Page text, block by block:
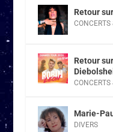
Retour
CONCERTS
Retour
CONCERTS
Marie-
DIVERS